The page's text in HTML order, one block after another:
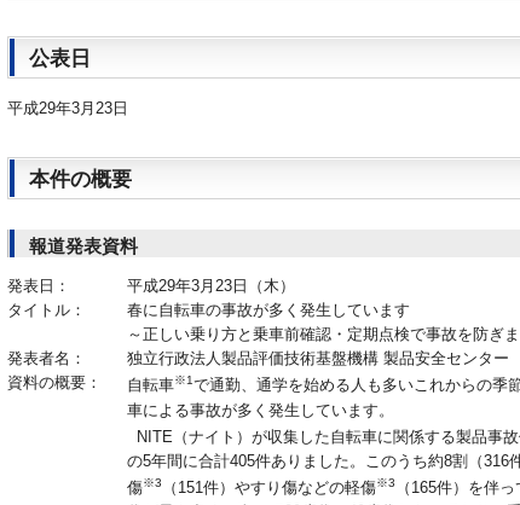
公表日
平成29年3月23日
本件の概要
報道発表資料
発表日：
平成29年3月23日（木）
タイトル：
春に自転車の事故が多く発生しています
～正しい乗り方と乗車前確認・定期点検で事故を防ぎ
発表者名：
独立行政法人製品評価技術基盤機構 製品安全センター
資料の概要：
自転車※1で通勤、通学を始める人も多いこれからの季
車による事故が多く発生しています。
NITE（ナイト）が収集した自転車に関係する製品事
の5年間に合計405件ありました。このうち約8割（316
傷※3 （151件）やすり傷などの軽傷※3
（165件）を伴